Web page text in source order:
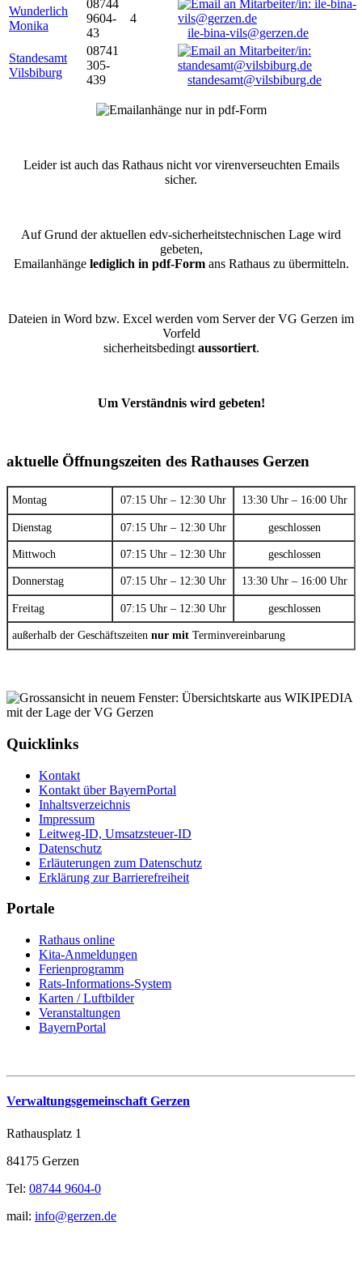
Wunderlich
Monika
08744
9604-
43
4
ile-bina-vils@gerzen.de
Standesamt
Vilsbiburg
08741
305-
439
standesamt@vilsbiburg.de
Leider ist auch das Rathaus nicht vor virenverseuchten Emails
sicher.
Auf Grund der aktuellen edv-sicherheitstechnischen Lage wird
gebeten,
Emailanhänge lediglich in pdf-Formans Rathaus zu übermitteln.
Dateien in Word bzw. Excel werden vom Server der VG Gerzen im
Vorfeld
sicherheitsbedingt aussortiert.
Um Verständnis wird gebeten!
aktuelle Öffnungszeiten des Rathauses Gerzen
Montag 07:15 Uhr – 12:30 Uhr 13:30 Uhr – 16:00 Uhr
Dienstag 07:15 Uhr – 12:30 Uhr geschlossen
Mittwoch 07:15 Uhr – 12:30 Uhr geschlossen
Donnerstag 07:15 Uhr – 12:30 Uhr 13:30 Uhr – 16:00 Uhr
Freitag 07:15 Uhr – 12:30 Uhr geschlossen
außerhalb der Geschäftszeiten nur mit Terminvereinbarung
Quicklinks
Kontakt
Kontakt über BayernPortal
Inhaltsverzeichnis
Impressum
Leitweg-ID, Umsatzsteuer-ID
Datenschutz
Erläuterungen zum Datenschutz
Erklärung zur Barrierefreiheit
Portale
Rathaus online
Kita-Anmeldungen
Ferienprogramm
Rats-Informations-System
Karten / Luftbilder
Veranstaltungen
BayernPortal
Verwaltungsgemeinschaft Gerzen
Rathausplatz 1
84175 Gerzen
Tel: 08744 9604-0
mail: info@gerzen.de